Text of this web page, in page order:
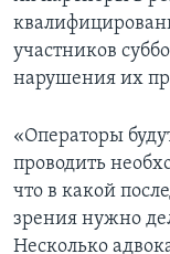
участников
нарушения их
«Операторы
проводить
что в какой
зрения нужно
Несколько